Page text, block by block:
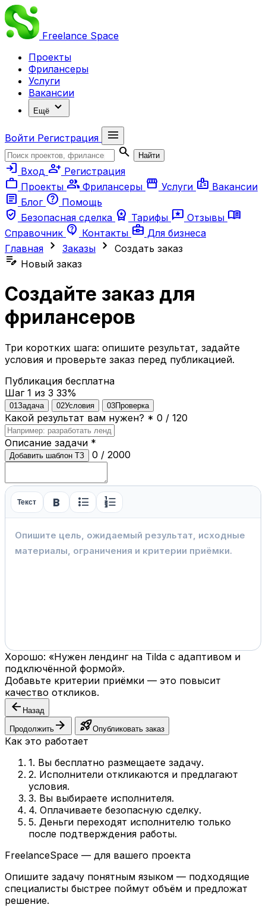
Freelance Space
Проекты
Фрилансеры
Услуги
Вакансии
Ещё expand_more
Войти Регистрация
menu
search
Найти
login Вход person_add Регистрация
work Проекты group Фрилансеры storefront Услуги badge Вакансии
article Блог help Помощь
verified_user Безопасная сделка workspace_premium Тарифы reviews Отзывы menu_book
Справочник contact_support Контакты business_center Для бизнеса
Главная chevron_right Заказы chevron_right Создать заказ
edit_note Новый заказ
Создайте заказ для
фрилансеров
Три коротких шага: опишите результат, задайте
условия и проверьте заказ перед публикацией.
Публикация бесплатна
Шаг 1 из 3 33%
01 Задача 02Условия 03Проверка
Какой результат вам нужен? * 0 / 120
Описание задачи *
Добавить шаблон ТЗ 0 / 2000
Текст format_bold format_list_bulleted format_list_numbered
Хорошо: «Нужен лендинг на Tilda с адаптивом и
подключённой формой».
Добавьте критерии приёмки — это повысит
качество откликов.
arrow_back Назад
Продолжить arrow_forward rocket_launchОпубликовать заказ
Как это работает
1. Вы бесплатно размещаете задачу.
2. Исполнители откликаются и предлагают
условия.
3. Вы выбираете исполнителя.
4. Оплачиваете безопасную сделку.
5. Деньги переходят исполнителю только
после подтверждения работы.
FreelanceSpace — для вашего проекта
Опишите задачу понятным языком — подходящие
специалисты быстрее поймут объём и предложат
решение.